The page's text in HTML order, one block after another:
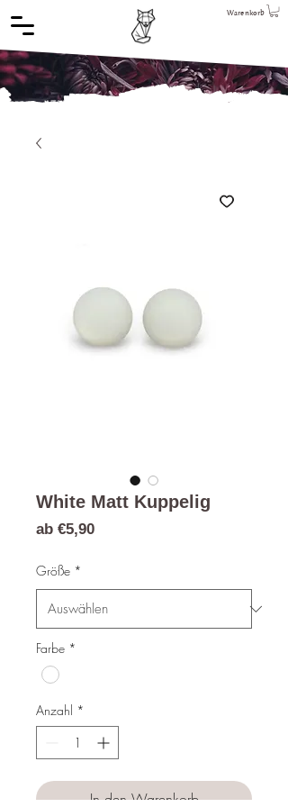
Warenkorb
White Matt Kuppelig
ab €5,90Sale-
Größe *
Farbe *
Anzahl *
In den Warenkorb